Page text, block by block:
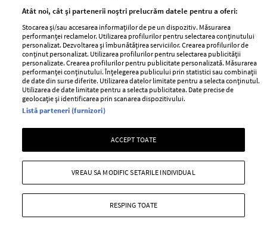
Ce vedete ar putea fi invitate la nunta
Prințesei Eugenie?
NUNTA REGALA 15 august 2018
Peste câteva luni vom avea parte de o nouă nuntă
regală, cea a Prințesei Eugenie cu Jack Brooksbank.
Atât noi, cât și partenerii noștri prelucrăm datele pentru a oferi:
Stocarea și/sau accesarea informațiilor de pe un dispozitiv. Măsurarea
performanței reclamelor. Utilizarea profilurilor pentru selectarea conținutului
personalizat. Dezvoltarea și îmbunătățirea serviciilor. Crearea profilurilor de
conținut personalizat. Utilizarea profilurilor pentru selectarea publicității
personalizate. Crearea profilurilor pentru publicitate personalizată. Măsurarea
performanței conținutului. Înțelegerea publicului prin statistici sau combinații
de date din surse diferite. Utilizarea datelor limitate pentru a selecta conținutul.
Utilizarea de date limitate pentru a selecta publicitatea. Date precise de
geolocație și identificarea prin scanarea dispozitivului.
Listă parteneri (furnizori)
ACCEPT TOATE
RESPING TOATE
VREAU SA MODIFIC SETARILE INDIVIDUAL